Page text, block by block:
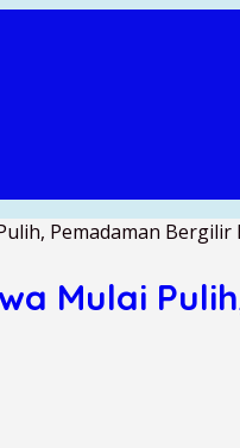
Pemadaman
Mulai